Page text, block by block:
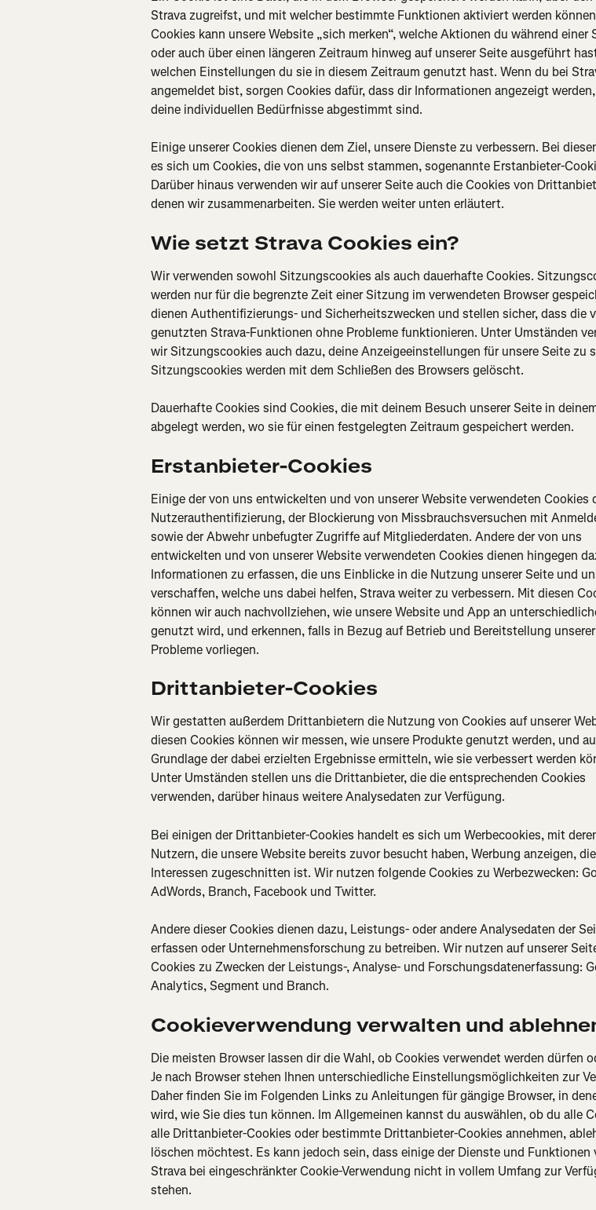
Strava zugreifst, und mit welcher bestimmte Funktionen aktiviert werden
Cookies kann unsere Website „sich merken“, welche Aktionen du während einer
oder auch über einen längeren Zeitraum hinweg auf unserer Seite ausgeführt
welchen Einstellungen du sie in diesem Zeitraum genutzt hast. Wenn du bei
angemeldet bist, sorgen Cookies dafür, dass dir Informationen angezeigt
deine individuellen Bedürfnisse abgestimmt sind.
Einige unserer Cookies dienen dem Ziel, unsere Dienste zu verbessern. Bei
es sich um Cookies, die von uns selbst stammen, sogenannte Erstanbieter-
Darüber hinaus verwenden wir auf unserer Seite auch die Cookies von
denen wir zusammenarbeiten. Sie werden weiter unten erläutert.
Wie setzt Strava Cookies ein?
Wir verwenden sowohl Sitzungscookies als auch dauerhafte Cookies.
werden nur für die begrenzte Zeit einer Sitzung im verwendeten Browser
dienen Authentifizierungs- und Sicherheitszwecken und stellen sicher, dass die
genutzten Strava-Funktionen ohne Probleme funktionieren. Unter Umständen
wir Sitzungscookies auch dazu, deine Anzeigeeinstellungen für unsere Seite zu
Sitzungscookies werden mit dem Schließen des Browsers gelöscht.
Dauerhafte Cookies sind Cookies, die mit deinem Besuch unserer Seite in
abgelegt werden, wo sie für einen festgelegten Zeitraum gespeichert werden.
Erstanbieter-Cookies
Einige der von uns entwickelten und von unserer Website verwendeten Cookies
Nutzerauthentifizierung, der Blockierung von Missbrauchsversuchen mit
sowie der Abwehr unbefugter Zugriffe auf Mitgliederdaten. Andere der von uns
entwickelten und von unserer Website verwendeten Cookies dienen hingegen
Informationen zu erfassen, die uns Einblicke in die Nutzung unserer Seite und
verschaffen, welche uns dabei helfen, Strava weiter zu verbessern. Mit diesen
können wir auch nachvollziehen, wie unsere Website und App an
genutzt wird, und erkennen, falls in Bezug auf Betrieb und Bereitstellung
Probleme vorliegen.
Drittanbieter-Cookies
Wir gestatten außerdem Drittanbietern die Nutzung von Cookies auf unserer
diesen Cookies können wir messen, wie unsere Produkte genutzt werden, und
Grundlage der dabei erzielten Ergebnisse ermitteln, wie sie verbessert werden
Unter Umständen stellen uns die Drittanbieter, die die entsprechenden Cookies
verwenden, darüber hinaus weitere Analysedaten zur Verfügung.
Bei einigen der Drittanbieter-Cookies handelt es sich um Werbecookies, mit
Nutzern, die unsere Website bereits zuvor besucht haben, Werbung anzeigen,
Interessen zugeschnitten ist. Wir nutzen folgende Cookies zu Werbezwecken:
AdWords, Branch, Facebook und Twitter.
Andere dieser Cookies dienen dazu, Leistungs- oder andere Analysedaten der
erfassen oder Unternehmensforschung zu betreiben. Wir nutzen auf unserer
Cookies zu Zwecken der Leistungs-, Analyse- und Forschungsdatenerfassung:
Analytics, Segment und Branch.
Cookieverwendung verwalten und
Die meisten Browser lassen dir die Wahl, ob Cookies verwendet werden dürfen
Je nach Browser stehen Ihnen unterschiedliche Einstellungsmöglichkeiten zur
Daher finden Sie im Folgenden Links zu Anleitungen für gängige Browser, in
wird, wie Sie dies tun können. Im Allgemeinen kannst du auswählen, ob du alle
alle Drittanbieter-Cookies oder bestimmte Drittanbieter-Cookies annehmen,
löschen möchtest. Es kann jedoch sein, dass einige der Dienste und Funktionen
Strava bei eingeschränkter Cookie-Verwendung nicht in vollem Umfang zur
stehen.